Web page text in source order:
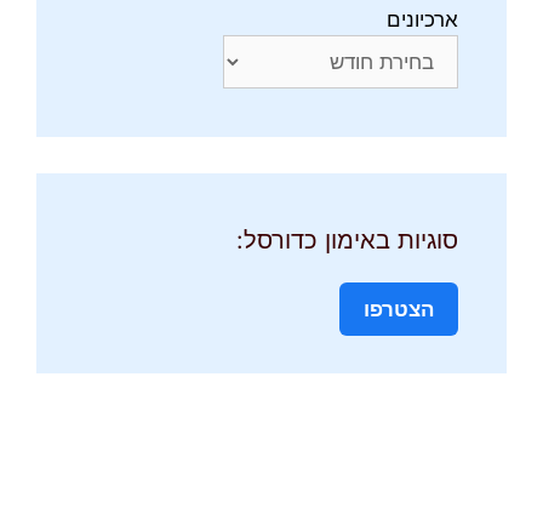
ארכיונים
סוגיות באימון כדורסל:
הצטרפו